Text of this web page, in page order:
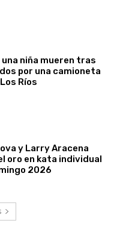
una niña mueren tras
por una camioneta
Ríos
y Larry Aracena
oro en kata individual
2026